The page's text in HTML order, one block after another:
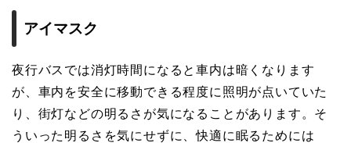
アイマスク
夜行バスでは消灯時間になると車内は暗くなります
が、車内を安全に移動できる程度に照明が点いていた
り、街灯などの明るさが気になることがあります。そ
ういった明るさを気にせずに、快適に眠るためには